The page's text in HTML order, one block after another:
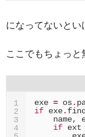
になってないとい
ここでもちょっと
1
2
3
4
exe = os.
if exe.
name,
if ext